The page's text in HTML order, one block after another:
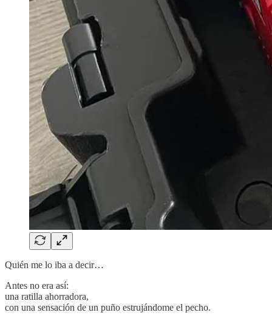
Quién me lo iba a decir…
Antes no era así:
una ratilla ahorradora,
con una sensación de un puño estrujándome el pecho.